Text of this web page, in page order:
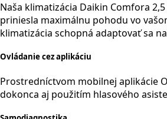
Naša klimatizácia Daikin Comfora
priniesla maximálnu pohodu vo
klimatizácia schopná adaptovať sa
Ovládanie cez aplikáciu
Prostredníctvom mobilnej aplikácie
dokonca aj použitím hlasového